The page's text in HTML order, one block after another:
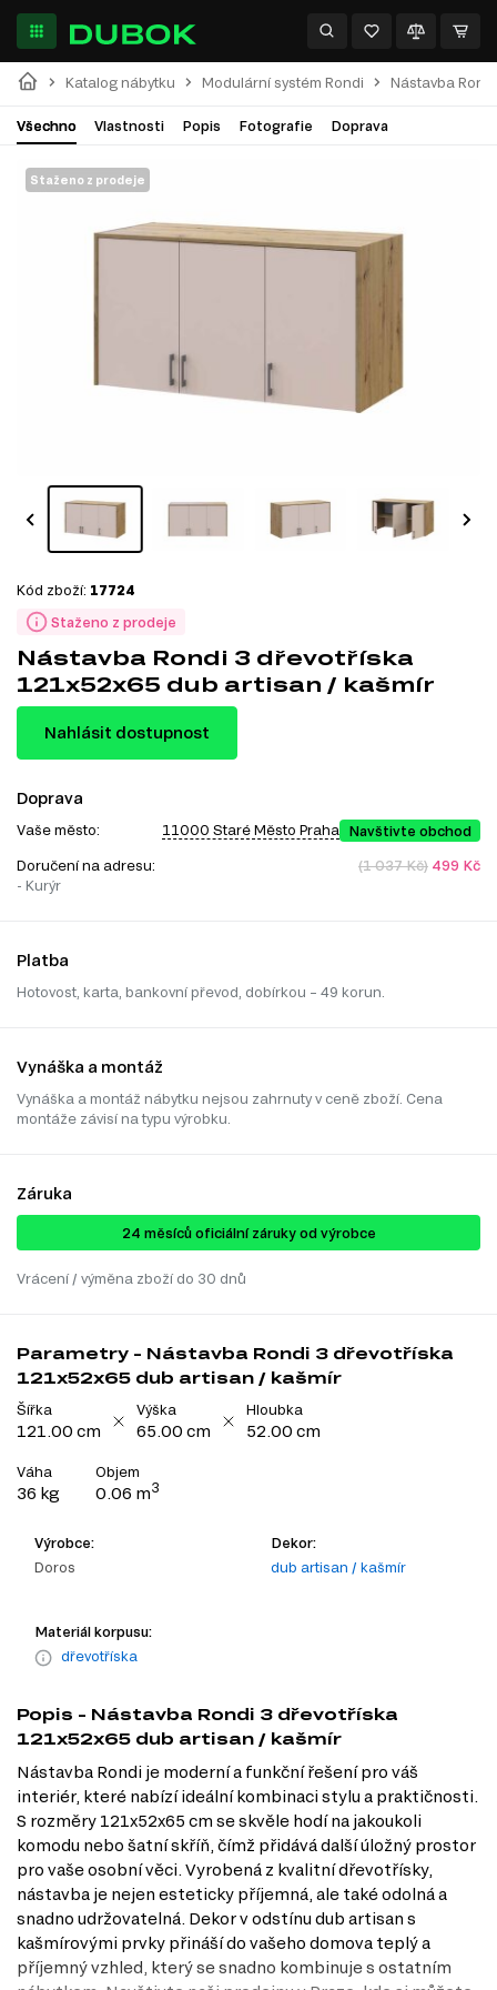
Katalog nábytku Modulární systém Rondi Nástavba
Všechno Vlastnosti Popis Fotografie Doprava
Staženo z prodeje
Staženo z prodeje
Kód zboží: 17724
Nástavba Rondi 3 dřevotříska
121x52x65 dub artisan / kašmír
Nahlásit dostupnost
Doprava
Vaše město: 11000 Staré Město Praha Navštivte obchod
Doručení na adresu:
- Kurýr
(1 037 Kč) 499 Kč
Platba
Hotovost, karta, bankovní převod, dobírkou – 49 korun.
Vynáška a montáž
Vynáška a montáž nábytku nejsou zahrnuty v ceně zboží. Cena
montáže závisí na typu výrobku.
Záruka
24 ​​​​měsíců oficiální záruky od výrobce
Vrácení / výměna zboží do 30 dnů
Parametry - Nástavba Rondi 3 dřevotříska
121x52x65 dub artisan / kašmír
Šířka
121.00 cm
Výška
65.00 cm
Hloubka
52.00 cm
Váha
36 kg
Objem
0.06 m3
Výrobce:
Doros
Dekor:
dub artisan / kašmír
Materiál korpusu:
dřevotříska
Popis - Nástavba Rondi 3 dřevotříska
121x52x65 dub artisan / kašmír
Nástavba Rondi je moderní a funkční řešení pro váš
interiér, které nabízí ideální kombinaci stylu a praktičnosti.
S rozměry 121x52x65 cm se skvěle hodí na jakoukoli
komodu nebo šatní skříň, čímž přidává další úložný prostor
pro vaše osobní věci. Vyrobená z kvalitní dřevotřísky,
nástavba je nejen esteticky příjemná, ale také odolná a
snadno udržovatelná. Dekor v odstínu dub artisan s
kašmírovými prvky přináší do vašeho domova teplý a
příjemný vzhled, který se snadno kombinuje s ostatním